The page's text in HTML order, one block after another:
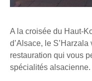
A la croisée du Haut-
d’Alsace, le
restauration qui vous
spécialités alsacienne.